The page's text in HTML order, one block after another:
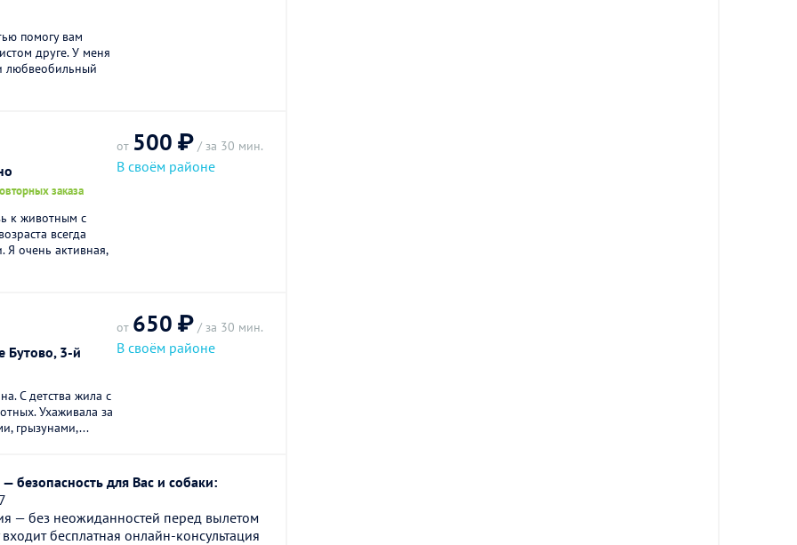
помогу вам
друге. У меня
любвеобильный
заказа
к животным с
всегда
очень активная,
от 500 ₽ / за 30 мин.
В своём районе
Бутово, 3-й
С детства жила с
Ухаживала за
грызунами,...
от 650 ₽ / за 30 мин.
В своём районе
безопасность для Вас и собаки:
— без неожиданностей перед вылетом
бесплатная онлайн-консультация